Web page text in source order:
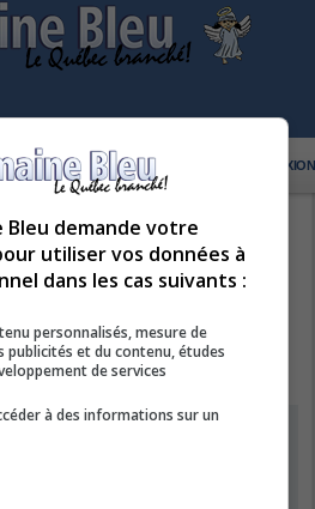
CONNEXION
INSCRIPTION
de recherche pour le moment car le
Bleu demande votre
utiliser vos données à
dans les cas suivants :
personnalisés, mesure de
publicités et du contenu, études
de services
à des informations sur un